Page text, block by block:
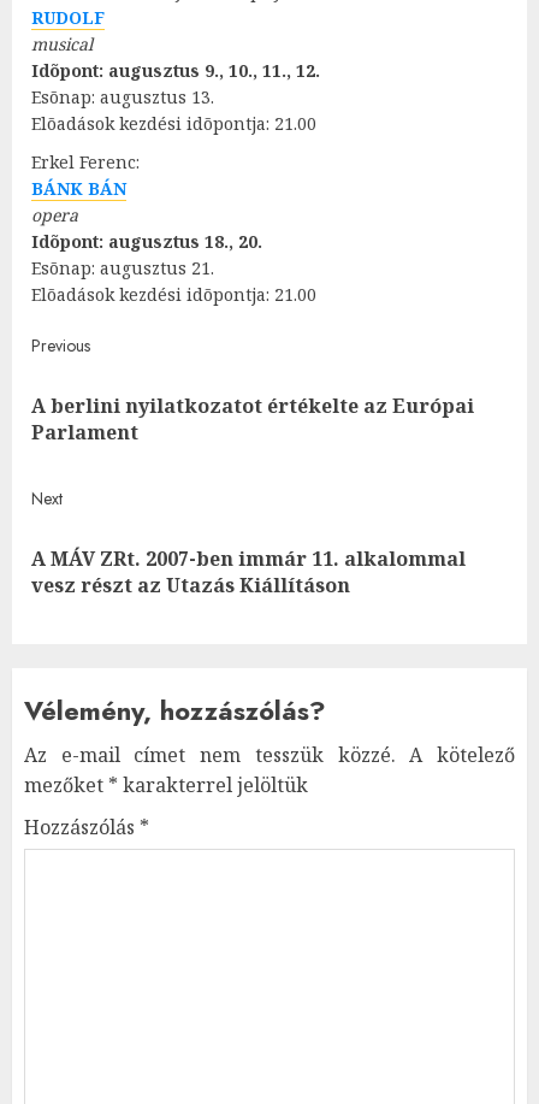
RUDOLF
musical
Idõpont: augusztus 9., 10., 11., 12.
Esõnap: augusztus 13.
Elõadások kezdési idõpontja: 21.00
Erkel Ferenc:
BÁNK BÁN
opera
Idõpont: augusztus 18., 20.
Esõnap: augusztus 21.
Elõadások kezdési idõpontja: 21.00
Post
navigation
Previous
A berlini nyilatkozatot értékelte az Európai
Parlament
Next
Next
post:
A MÁV ZRt. 2007-ben immár 11. alkalommal
vesz részt az Utazás Kiállításon
Vélemény, hozzászólás?
Az e-mail címet nem tesszük közzé. A kötelező
mezőket * karakterrel jelöltük
Hozzászólás *